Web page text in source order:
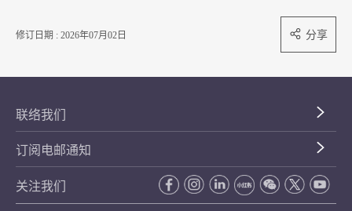
修订日期 : 2026年07月02日 分享
联络我们
订阅电邮通知
关注我们